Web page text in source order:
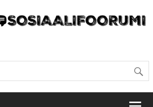
/ Suomen
Lapinlahden Lähteellä, Helsingissä